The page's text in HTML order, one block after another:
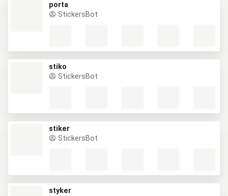
porta
StickersBot
stiko
StickersBot
stiker
StickersBot
styker